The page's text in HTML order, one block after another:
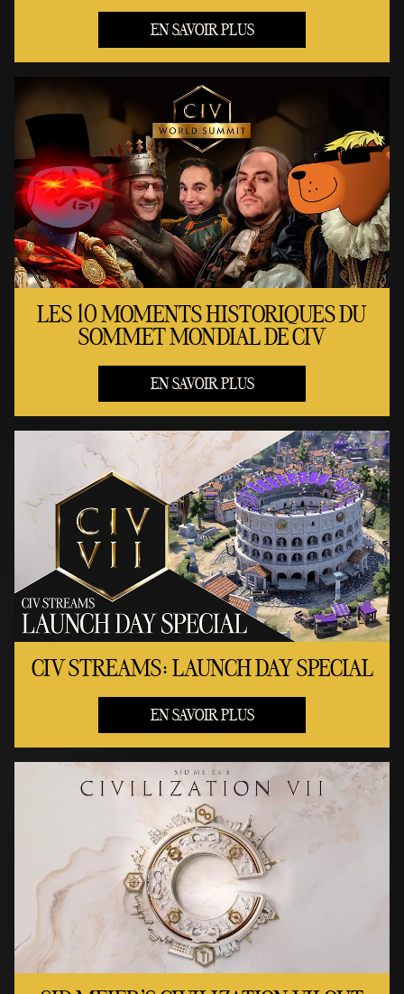
EN SAVOIR PLUS
LES 10 MOMENTS HISTORIQUES DU
SOMMET MONDIAL DE CIV
EN SAVOIR PLUS
CIV STREAMS: LAUNCH DAY SPECIAL
EN SAVOIR PLUS